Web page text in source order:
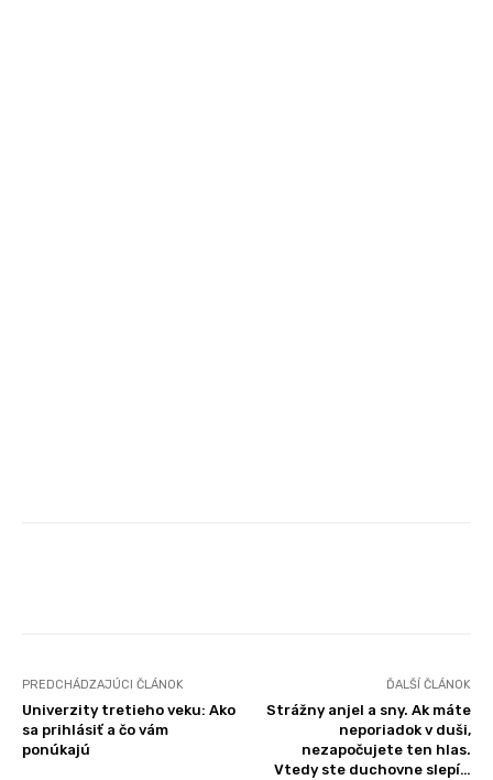
PREDCHÁDZAJÚCI ČLÁNOK
Univerzity tretieho veku: Ako
sa prihlásiť a čo vám
ponúkajú
ĎALŠÍ ČLÁNOK
Strážny anjel a sny. Ak máte
neporiadok v duši,
nezapočujete ten hlas.
Vtedy ste duchovne slepí…